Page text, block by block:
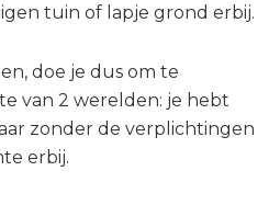
tuin of lapje grond erbij.
doe je dus om te
van 2 werelden: je hebt
zonder de verplichtingen
erbij.